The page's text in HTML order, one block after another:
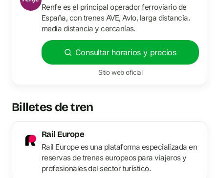
Renfe es el principal operador ferroviario de
España, con trenes AVE, Avlo, larga distancia,
media distancia y cercanías.
Consultar horarios y precios
Sitio web oficial
Billetes de tren
Rail Europe
Rail Europe es una plataforma especializada en
reservas de trenes europeos para viajeros y
profesionales del sector turístico.